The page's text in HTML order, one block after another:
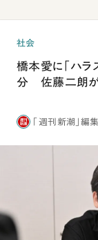
社会
橋本愛に「ハ
分 佐藤二朗が
「週刊新潮」編